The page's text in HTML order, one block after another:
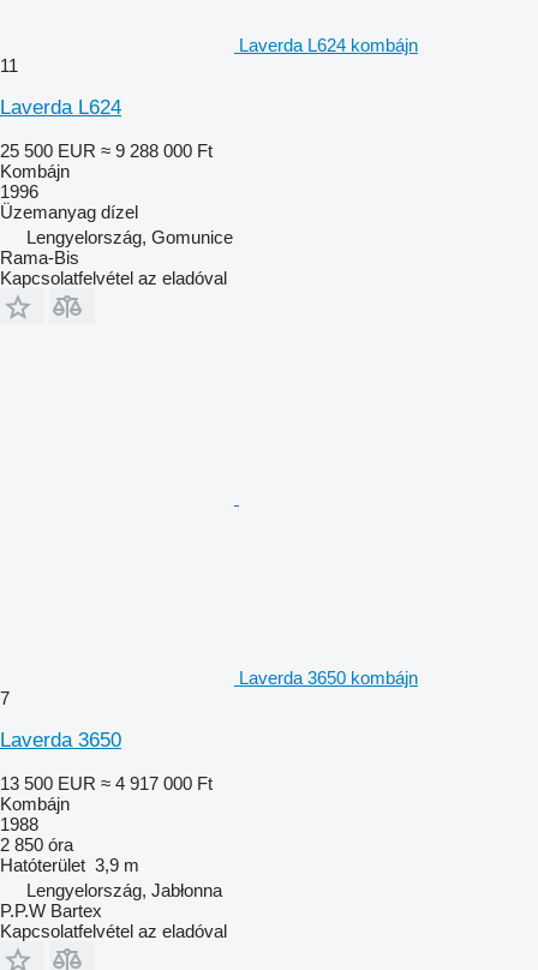
Laverda L624 kombájn
11
Laverda L624
25 500 EUR ≈ 9 288 000 Ft
Kombájn
1996
Üzemanyag dízel
Lengyelország, Gomunice
Rama-Bis
Kapcsolatfelvétel az eladóval
Laverda 3650 kombájn
7
Laverda 3650
13 500 EUR ≈ 4 917 000 Ft
Kombájn
1988
2 850 óra
Hatóterület 3,9 m
Lengyelország, Jabłonna
P.P.W Bartex
Kapcsolatfelvétel az eladóval